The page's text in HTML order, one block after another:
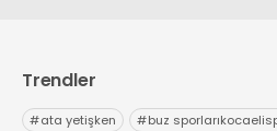
Trendler
#ata yetişken #buz